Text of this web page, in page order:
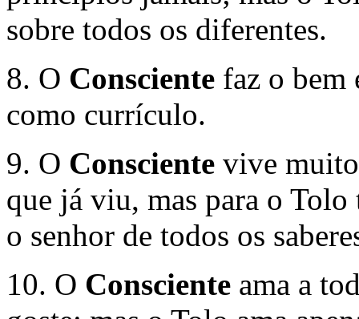
sobre todos os diferentes.
8. O Consciente faz o bem
como currículo.
9. O Consciente vive
que já viu, mas para o
o senhor de todos os
10. O Consciente ama a